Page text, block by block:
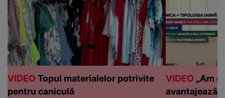
VIDEO Topul materialelor potrivite
pentru caniculă
VIDEO „Am
avantajează